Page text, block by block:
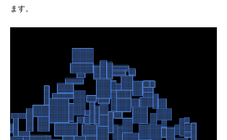
ます。